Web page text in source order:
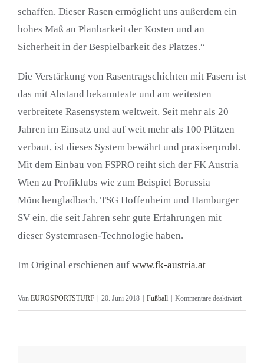
schaffen. Dieser Rasen ermöglicht uns außerdem ein
hohes Maß an Planbarkeit der Kosten und an
Sicherheit in der Bespielbarkeit des Platzes.“
Die Verstärkung von Rasentragschichten mit Fasern ist
das mit Abstand bekannteste und am weitesten
verbreitete Rasensystem weltweit. Seit mehr als 20
Jahren im Einsatz und auf weit mehr als 100 Plätzen
verbaut, ist dieses System bewährt und praxiserprobt.
Mit dem Einbau von FSPRO reiht sich der FK Austria
Wien zu Profiklubs wie zum Beispiel Borussia
Mönchengladbach, TSG Hoffenheim und Hamburger
SV ein, die seit Jahren sehr gute Erfahrungen mit
dieser Systemrasen-Technologie haben.
Im Original erschienen auf www.fk-austria.at
Von EUROSPORTSTURF | 20. Juni 2018 | Fußball | Kommentare deaktiviertfür